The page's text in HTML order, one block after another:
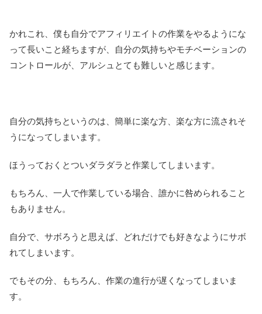
かれこれ、僕も自分でアフィリエイトの作業をやるようにな
って長いこと経ちますが、自分の気持ちやモチベーションの
コントロールが、アルシュとても難しいと感じます。
自分の気持ちというのは、簡単に楽な方、楽な方に流されそ
うになってしまいます。
ほうっておくとついダラダラと作業してしまいます。
もちろん、一人で作業している場合、誰かに咎められること
もありません。
自分で、サボろうと思えば、どれだけでも好きなようにサボ
れてしまいます。
でもその分、もちろん、作業の進行が遅くなってしまいま
す。